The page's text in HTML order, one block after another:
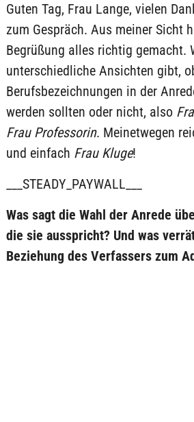
Guten Tag, Frau Lange, vielen
zum Gespräch. Aus meiner Sicht
Begrüßung alles richtig gemacht.
unterschiedliche Ansichten gibt,
Berufsbezeichnungen in der
werden sollten oder nicht, also
Frau Professorin. Meinetwegen
und einfach Frau Kluge!
___STEADY_PAYWALL___
Was sagt die Wahl der Anrede
die sie ausspricht? Und was
Beziehung des Verfassers zum